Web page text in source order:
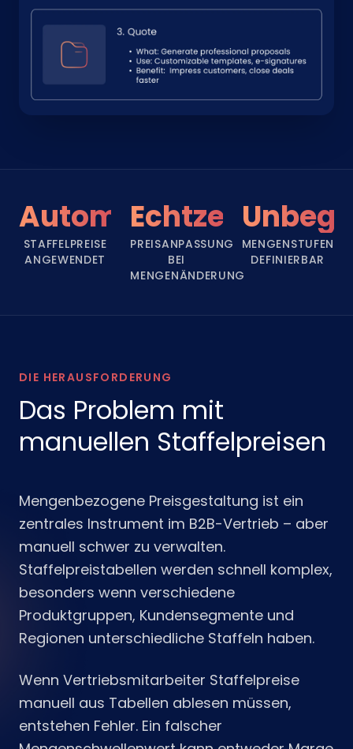
Automatisch
STAFFELPREISE
ANGEWENDET
Echtzeit
PREISANPASSUNG
BEI
MENGENÄNDERUNG
MENGENSTUFEN
DEFINIERBAR
DIE HERAUSFORDERUNG
Das Problem mit
manuellen Staffelpreisen
Mengenbezogene Preisgestaltung ist ein
zentrales Instrument im B2B-Vertrieb – aber
manuell schwer zu verwalten.
Staffelpreistabellen werden schnell komplex,
besonders wenn verschiedene
Produktgruppen, Kundensegmente und
Regionen unterschiedliche Staffeln haben.
Wenn Vertriebsmitarbeiter Staffelpreise
manuell aus Tabellen ablesen müssen,
entstehen Fehler. Ein falscher